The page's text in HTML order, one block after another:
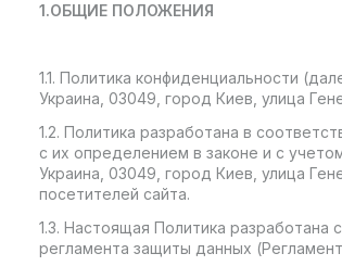
1.ОБЩИЕ ПОЛОЖЕНИЯ
1.1. Политика конфиденциальности
Украина, 03049, город Киев, улица
1.2. Политика разработана в
с их определением в законе и с
Украина, 03049, город Киев, улица
посетителей сайта.
1.3. Настоящая Политика
регламента защиты данных